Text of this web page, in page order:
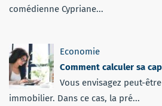
comédienne Cypriane...
Economie
Comment calculer sa
Vous envisagez peut-
immobilier. Dans ce cas, la pré...